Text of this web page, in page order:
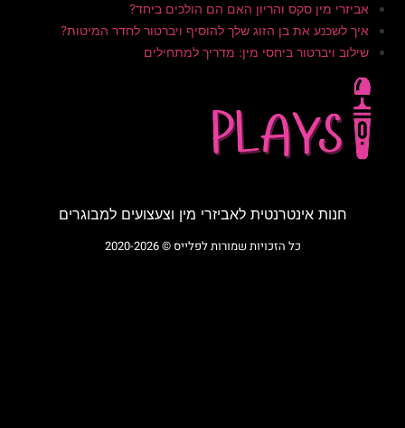
מין סקס והריון האם הם הולכים ביחד?
את בן הזוג שלך להוסיף ויברטור לחדר המיטות?
ביחסי מין: מדריך למתחילים
אינטרנטית לאביזרי מין וצעצועים למבוגרים
כל הזכויות שמורות לפלייס © 2020-2026